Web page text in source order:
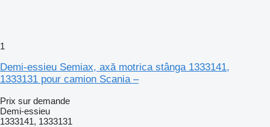
1
Demi-essieu Semiax, axă motrica stânga 1333141,
1333131 pour camion Scania –
Prix sur demande
Demi-essieu
1333141, 1333131